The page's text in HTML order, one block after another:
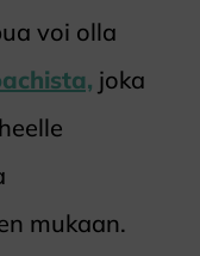
voi olla
joka
mukaan.